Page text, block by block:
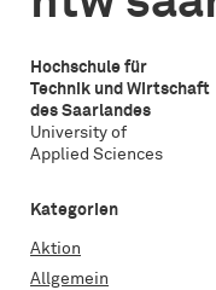
Hochschule für
Technik und Wirtschaft
des Saarlandes
University of
Applied Sciences
Kategorien
Aktion
Allgemein